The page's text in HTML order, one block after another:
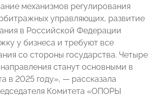
механизмов регулирования
управляющих, развитие
в Российской Федерации
у бизнеса и требуют все
со стороны государства. Четыре
станут основными в
в 2025 году», — рассказала
Комитета «ОПОРЫ